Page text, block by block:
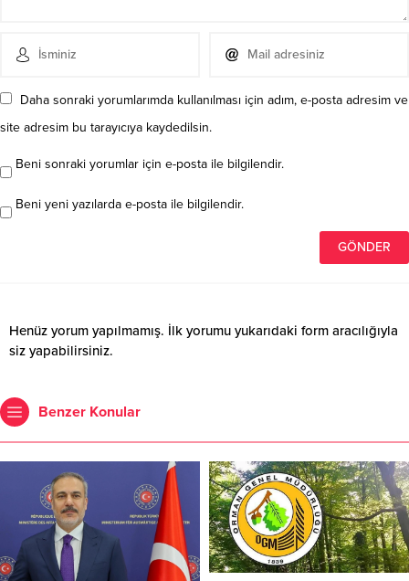
Daha sonraki yorumlarımda kullanılması için adım, e-posta adresim ve
site adresim bu tarayıcıya kaydedilsin.
Beni sonraki yorumlar için e-posta ile bilgilendir.
Beni yeni yazılarda e-posta ile bilgilendir.
Henüz yorum yapılmamış. İlk yorumu yukarıdaki form aracılığıyla
siz yapabilirsiniz.
Benzer Konular